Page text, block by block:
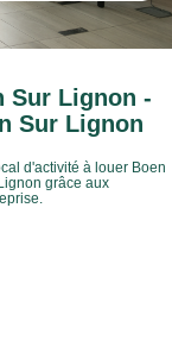
Sur Lignon -
Sur Lignon
d'activité à louer Boen
grâce aux